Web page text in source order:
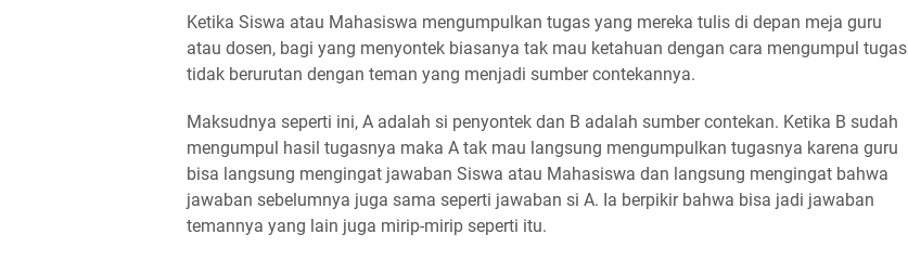
Ketika Siswa atau Mahasiswa mengumpulkan tugas yang mereka tulis di depan meja guru
atau dosen, bagi yang menyontek biasanya tak mau ketahuan dengan cara mengumpul tugas
tidak berurutan dengan teman yang menjadi sumber contekannya.
Maksudnya seperti ini, A adalah si penyontek dan B adalah sumber contekan. Ketika B sudah
mengumpul hasil tugasnya maka A tak mau langsung mengumpulkan tugasnya karena guru
bisa langsung mengingat jawaban Siswa atau Mahasiswa dan langsung mengingat bahwa
jawaban sebelumnya juga sama seperti jawaban si A. Ia berpikir bahwa bisa jadi jawaban
temannya yang lain juga mirip-mirip seperti itu.